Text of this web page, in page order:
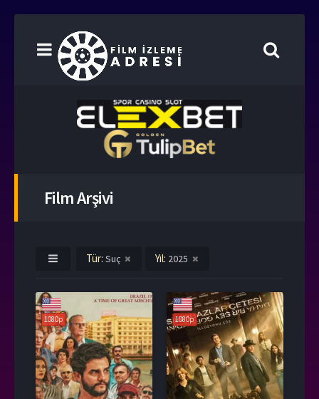
Film Arşivi
Tür: Suç Yıl: 2025
1080p 1080p